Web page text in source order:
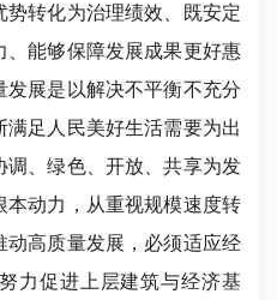
转化为治理绩效、既安定
能够保障发展成果更好惠
发展是以解决不平衡不充分
足人民美好生活需要为出
调、绿色、开放、共享为发
本动力，从重视规模速度转
动高质量发展，必须适应经
力促进上层建筑与经济基